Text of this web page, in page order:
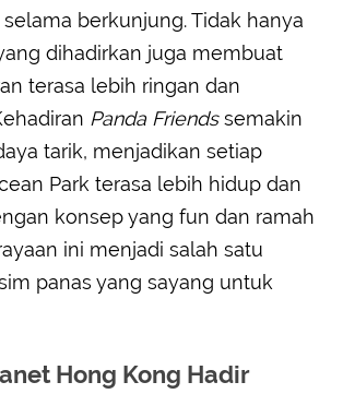
berkunjung. Tidak hanya
dihadirkan juga membuat
terasa lebih ringan dan
Panda Friendssemakin
tarik, menjadikan setiap
Park terasa lebih hidup dan
konsep yang fun dan ramah
ini menjadi salah satu
panas yang sayang untuk
Hong Kong Hadir